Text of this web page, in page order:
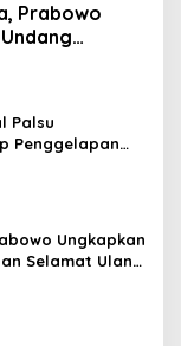
Prabowo
Palsu
Penggelapan
Ungkapkan
Selamat Ulang